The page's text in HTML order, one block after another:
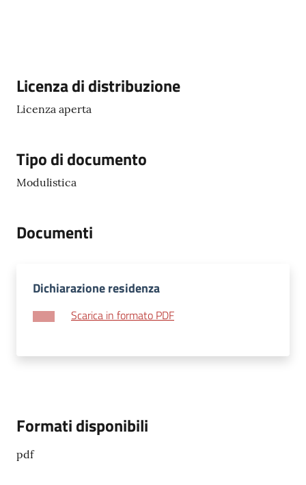
Descrizione
Licenza di distribuzione
Licenza aperta
Tipo di documento
Modulistica
Documenti
Dichiarazione residenza
Scarica in formato PDF
Formati disponibili
pdf